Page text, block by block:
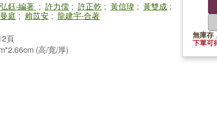
鈺-編著 ; 許力儒 ; 許正乾 ; 黃信瑋 ; 黃雙成 ;
庭 ; 賴苡安 ; 龍建宇-合著
頁
(高/寬/厚)
無庫存
下單可